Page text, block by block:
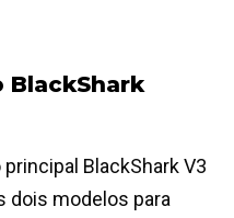
BlackShark
BlackShark V3
dois modelos para